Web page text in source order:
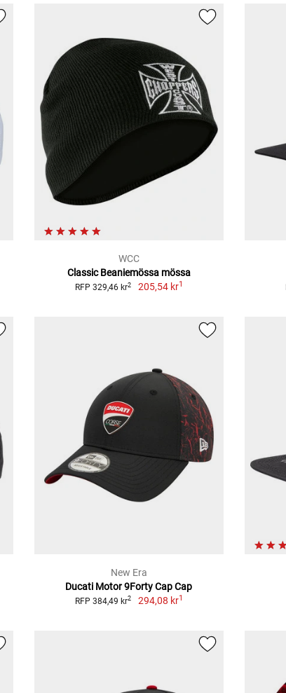
WCC
Classic Beaniemössa mössa
RFP 329,46 kr2 205,54 kr1
New Era
Ducati Motor 9Forty Cap Cap
RFP 384,49 kr2 294,08 kr1